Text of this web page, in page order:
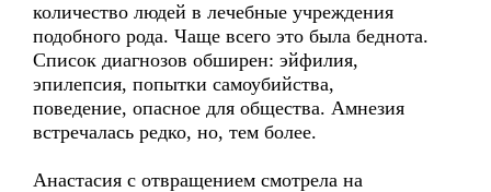
количество людей в лечебные учреждения
подобного рода. Чаще всего это была беднота.
Список диагнозов обширен: эйфилия,
эпилепсия, попытки самоубийства,
поведение, опасное для общества. Амнезия
встречалась редко, но, тем более.
Анастасия с отвращением смотрела на